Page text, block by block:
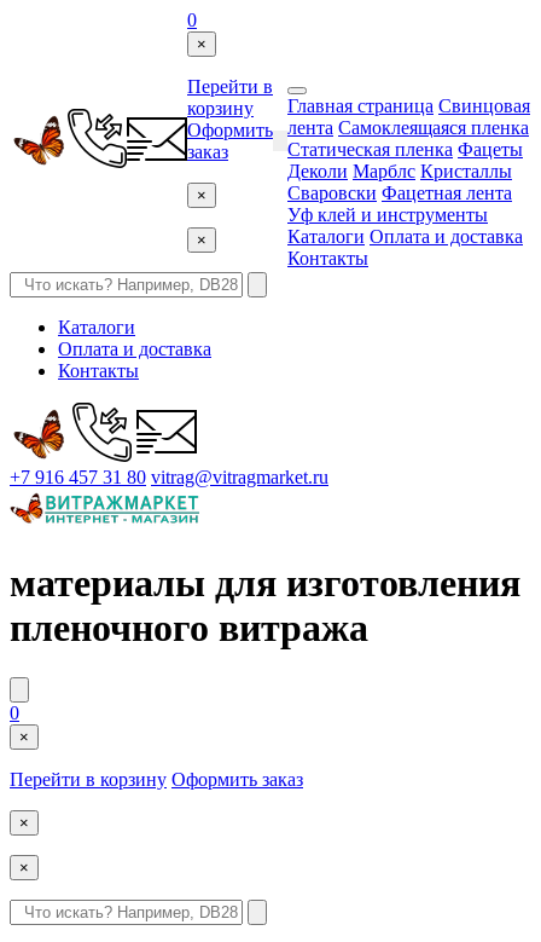
0
×
Перейти в
корзину
Оформить
заказ
×
×
Главная страница Свинцовая
лента Самоклеящаяся пленка
Статическая пленка Фацеты
Деколи Марблс Кристаллы
Сваровски Фацетная лента
Уф клей и инструменты
Каталоги Оплата и доставка
Контакты
Каталоги
Оплата и доставка
Контакты
+7 916 457 31 80 vitrag@vitragmarket.ru
материалы для изготовления
пленочного витража
0
×
Перейти в корзину Оформить заказ
×
×